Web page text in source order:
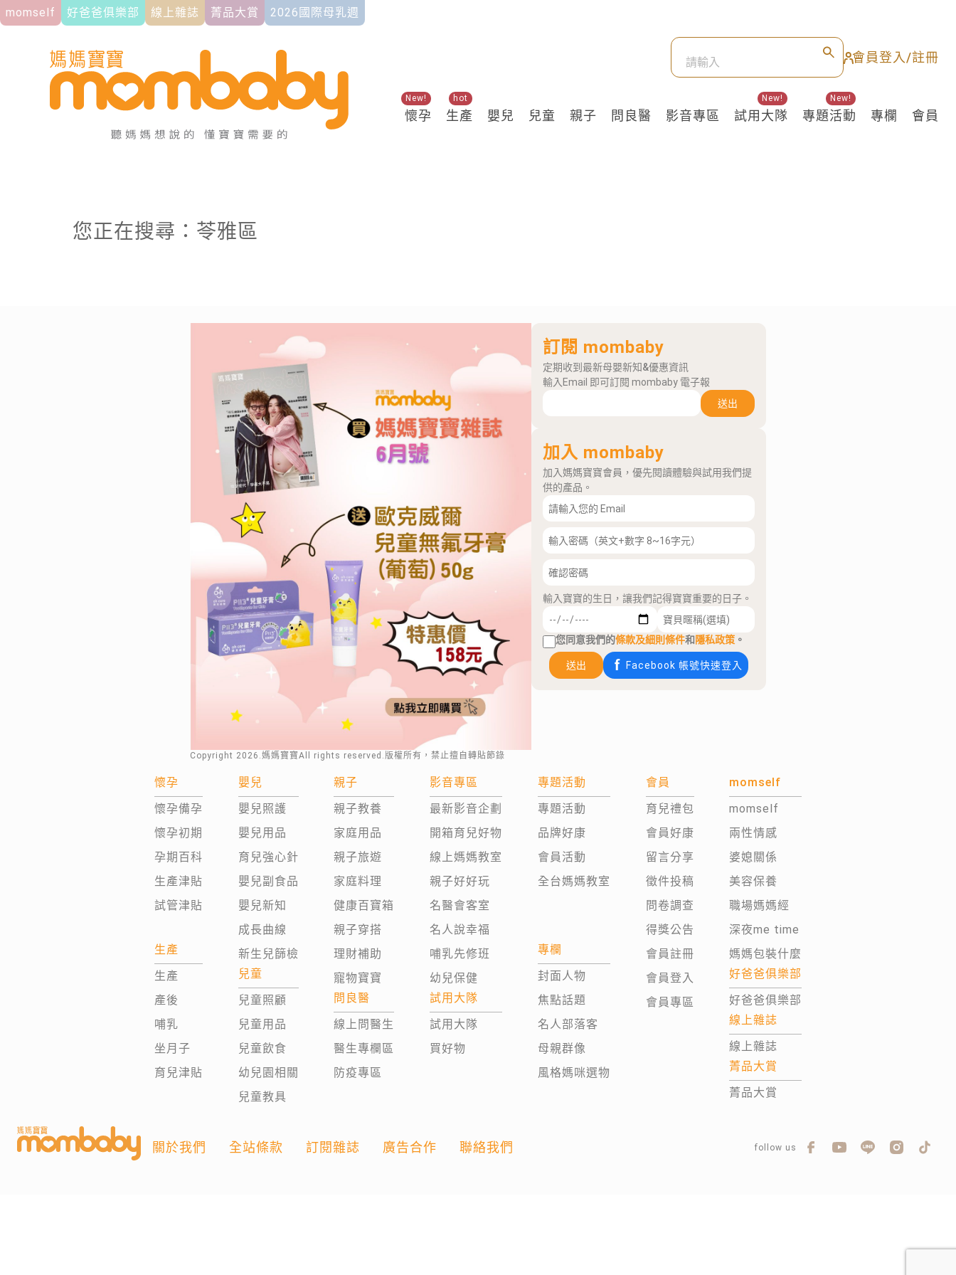
momself 好爸爸俱樂部 線上雜誌 菁品大賞 2026國際母乳週
會員登入/註冊
懷孕
New!
生產
hot
嬰兒 兒童 親子 問良醫 影音專區 試用大隊
New!
專題活動
New!
專欄 會員
關鍵熱搜
您正在搜尋：苓雅區
Copyright 2026 .媽媽寶寶All rights reserved.版權所有，禁止擅自轉貼節錄
訂閱 mombaby
定期收到最新母嬰新知&優惠資訊
輸入Email 即可訂閱 mombaby 電子報
送出
加入 mombaby
加入媽媽寶寶會員，優先閱讀體驗與試用我們提
供的產品。
輸入寶寶的生日，讓我們記得寶寶重要的日子。
您同意我們的條款及細則條件和隱私政策 。
送出 Facebook 帳號快速登入
懷孕
懷孕備孕
懷孕初期
孕期百科
生產津貼
試管津貼
生產
生產
產後
哺乳
坐月子
育兒津貼
嬰兒
嬰兒照護
嬰兒用品
育兒強心針
嬰兒副食品
嬰兒新知
成長曲線
新生兒篩檢
兒童
兒童照顧
兒童用品
兒童飲食
幼兒園相關
兒童教具
親子
親子教養
家庭用品
親子旅遊
家庭料理
健康百寶箱
親子穿搭
理財補助
寵物寶寶
問良醫
線上問醫生
醫生專欄區
防疫專區
影音專區
最新影音企劃
開箱育兒好物
線上媽媽教室
親子好好玩
名醫會客室
名人說幸福
哺乳先修班
幼兒保健
試用大隊
試用大隊
買好物
專題活動
專題活動
品牌好康
會員活動
全台媽媽教室
專欄
封面人物
焦點話題
名人部落客
母親群像
風格媽咪選物
會員
育兒禮包
會員好康
留言分享
徵件投稿
問卷調查
得獎公告
會員註冊
會員登入
會員專區
momself
momself
兩性情感
婆媳關係
美容保養
職場媽媽經
深夜me time
媽媽包裝什麼
好爸爸俱樂部
好爸爸俱樂部
線上雜誌
線上雜誌
菁品大賞
菁品大賞
關於我們 全站條款 訂閱雜誌 廣告合作 聯絡我們 follow us